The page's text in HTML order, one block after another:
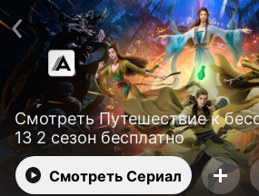
Смотреть Путешествие к
13 2 сезон бесплатно
Смотреть Сериал
Поддержка:support@24h.tv
О сервисе
Пользовательское
Политика конфиденциальности
Для
Открыть приложение
Ввести
Установить на ТВ
Бесплатные